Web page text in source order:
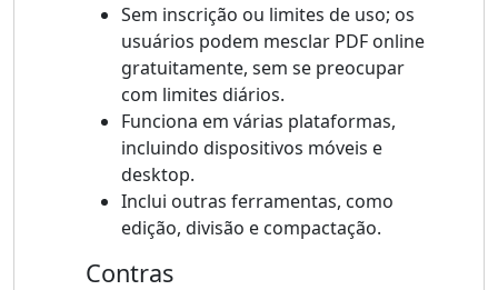
Sem inscrição ou limites de uso; os
usuários podem mesclar PDF online
gratuitamente, sem se preocupar
com limites diários.
Funciona em várias plataformas,
incluindo dispositivos móveis e
desktop.
Inclui outras ferramentas, como
edição, divisão e compactação.
Contras